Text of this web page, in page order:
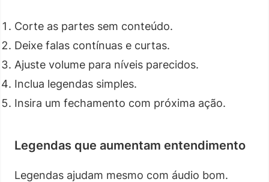
Corte as partes sem conteúdo.
Deixe falas contínuas e curtas.
Ajuste volume para níveis parecidos.
Inclua legendas simples.
Insira um fechamento com próxima ação.
Legendas que aumentam entendimento
Legendas ajudam mesmo com áudio bom.